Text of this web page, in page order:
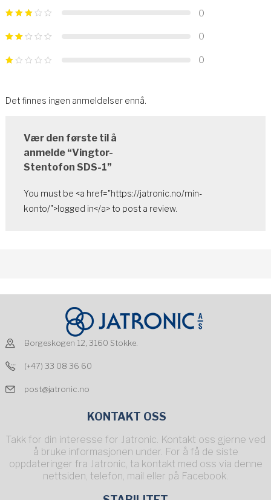
0
0
0
Det finnes ingen anmeldelser ennå.
Vær den første til å
anmelde “Vingtor-
Stentofon SDS-1”
You must be <a href="https://jatronic.no/min-
konto/">logged in</a> to post a review.
Borgeskogen 12, 3160 Stokke.
(+47) 33 08 36 60
post@jatronic.no
KONTAKT OSS
Takk for din interesse for Jatronic. Kontakt oss gjerne ved
å bruke informasjonen under. For å få de siste
oppdateringer fra Jatronic, ta kontakt med oss via denne
nettsiden, telefon, mail eller på Facebook.